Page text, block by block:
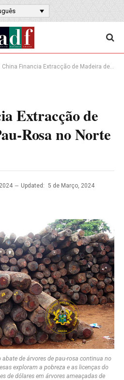
China Financia Extracção de Madeira de Pau-Rosa no Norte do Gana
Extracção de
Rosa no Norte
Updated:
5 de Março, 2024
de árvores de pau-rosa continua no
exploram a pobreza e as licenças do
de dólares em árvores ameaçadas de